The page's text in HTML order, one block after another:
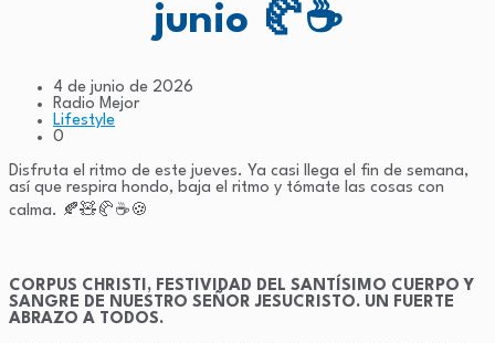
junio 🥐☕
4 de junio de 2026
Radio Mejor
Lifestyle
0
Disfruta el ritmo de este jueves. Ya casi llega el fin de semana,
así que respira hondo, baja el ritmo y tómate las cosas con
calma. 🍂🧸🥐☕🍪
CORPUS CHRISTI, FESTIVIDAD DEL SANTÍSIMO CUERPO Y
SANGRE DE NUESTRO SEÑOR JESUCRISTO. UN FUERTE
ABRAZO A TODOS.